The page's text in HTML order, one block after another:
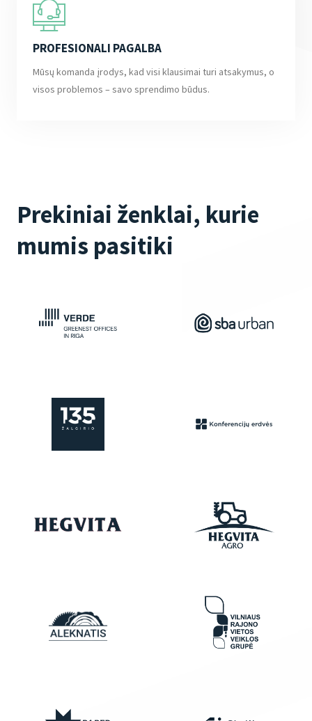
PROFESIONALI PAGALBA
Mūsų komanda įrodys, kad visi klausimai turi atsakymus, o
visos problemos – savo sprendimo būdus.
Prekiniai ženklai, kurie
mumis pasitiki